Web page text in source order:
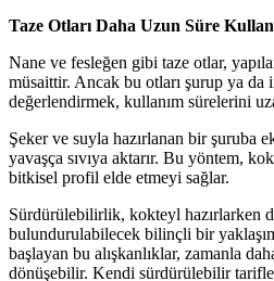
Taze Otları Daha Uzun Süre
Nane ve fesleğen gibi taze otlar,
müsaittir. Ancak bu otları şurup ya da
değerlendirmek, kullanım sürelerini
Şeker ve suyla hazırlanan bir şuruba
yavaşça sıvıya aktarır. Bu yöntem,
bitkisel profil elde etmeyi sağlar.
Sürdürülebilirlik, kokteyl hazırlarken
bulundurulabilecek bilinçli bir
başlayan bu alışkanlıklar, zamanla
dönüşebilir. Kendi sürdürülebilir